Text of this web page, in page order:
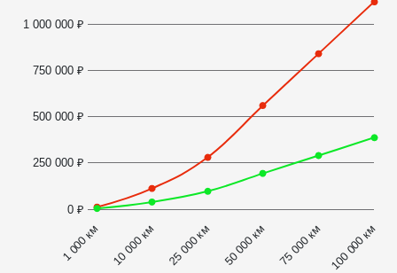
1 000 км 10 000 км 25 000 км 50 000 км 75 000 км 100 000 км
0 ₽
250 000 ₽
500 000 ₽
750 000 ₽
1 000 000 ₽